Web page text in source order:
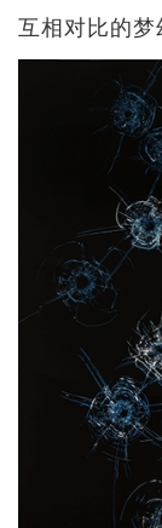
互相对比的梦